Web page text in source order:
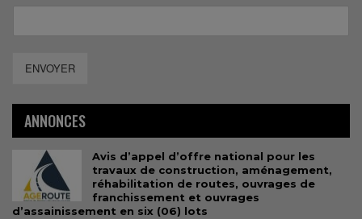
ENVOYER
ANNONCES
Avis d’appel d’offre national pour les
travaux de construction, aménagement,
réhabilitation de routes, ouvrages de
franchissement et ouvrages
d’assainissement en six (06) lots